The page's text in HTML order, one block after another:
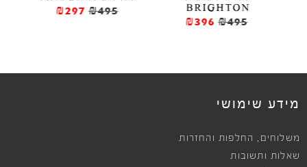
BRIGHTON
₪495
₪396
₪495
₪297
מידע שימושי
משלוחים , החלפות והחזרות
שאלות ותשובות